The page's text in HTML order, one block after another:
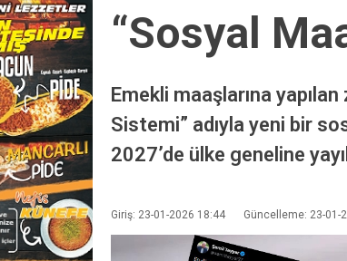
“Sosyal
Emekli maaşlarına
Sistemi” adıyla yeni bir
2027’de ülke geneline
Giriş: 23-01-2026 18:44 Güncelleme: 23-01-